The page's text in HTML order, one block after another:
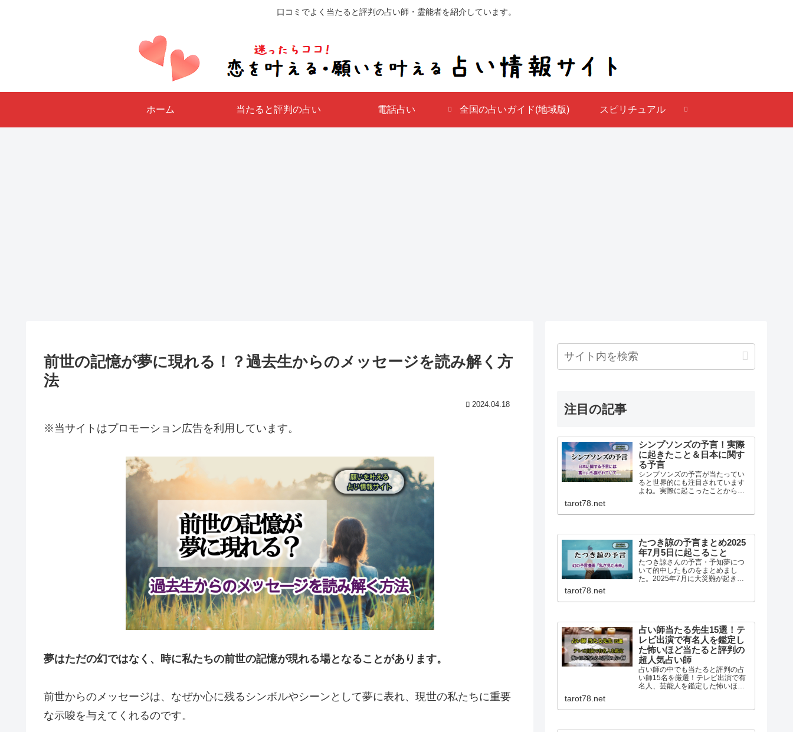
口コミでよく当たると評判の占い師・霊能者を紹介しています。
ホーム 当たると評判の占い 電話占い 全国の占いガイド(地域版) スピリチュアル
前世の記憶が夢に現れる！？過去生からのメッセージを読み解く方
法
2024.04.18
※当サイトはプロモーション広告を利用しています。
夢はただの幻ではなく、時に私たちの前世の記憶が現れる場となることがあります。
前世からのメッセージは、なぜか心に残るシンボルやシーンとして夢に表れ、現世の私たちに重要
な示唆を与えてくれるのです。
注目の記事
シンプソンズの予言！実際
に起きたこと＆日本に関す
る予言
シンプソンズの予言が当たってい
ると世界的にも注目されています
よね。実際に起こったことから日
tarot78.net
たつき諒の予言まとめ2025
年7月5日に起こること
たつき諒さんの予言・予知夢につ
いて的中したものをまとめまし
た。2025年7月に大災難が起きる
す。
tarot78.net
占い師当たる先生15選！テ
レビ出演で有名人を鑑定し
た怖いほど当たると評判の
超人気占い師
占い師の中でも当たると評判の占
い師15名を厳選！テレビ出演で有
名人、芸能人を鑑定した怖いほど
議、ダウンタウンDX、すっきりな
挙紹介です！
tarot78.net